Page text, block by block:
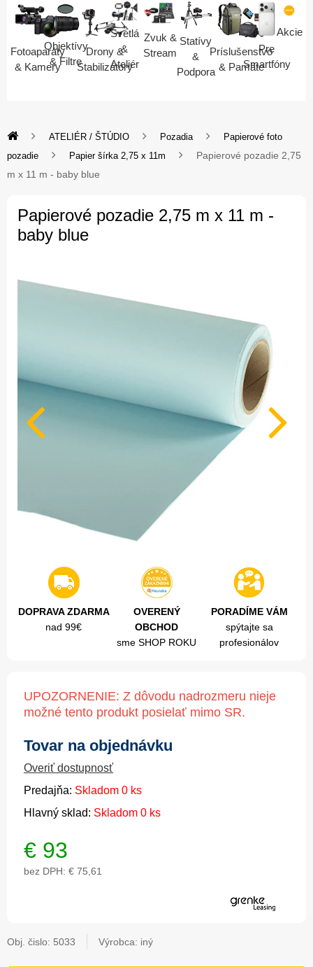
Fotoaparáty
& Kamery
Objektívy
& Filtre
Drony &
Stabilizátory
Svetlá
&
Ateliér
Zvuk &
Stream
Statívy
&
Podpora
Príslušenstvo
& Pamäte
Pre
Smartfóny
Akcie
ATELIÉR / ŠTÚDIO Pozadia
Papierové foto
pozadie
Papier šírka 2,75 x 11m
Papierové pozadie 2,75
m x 11 m - baby blue
Papierové pozadie 2,75 m x 11 m -
baby blue
DOPRAVA ZDARMA
nad 99€
OVERENÝ
OBCHOD
sme SHOP ROKU
PORADÍME VÁM
spýtajte sa
profesionálov
UPOZORNENIE: Z dôvodu nadrozmeru nieje
možné tento produkt posielať mimo SR.
Tovar na objednávku
Overiť dostupnosť
Predajňa: Skladom 0 ks
Hlavný sklad: Skladom 0 ks
€ 93
bez DPH: € 75,61
Obj. čislo: 5033 Výrobca: iný